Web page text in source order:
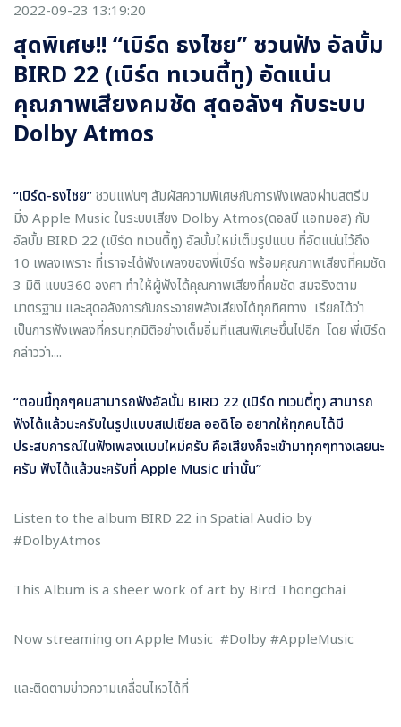
2022-09-23 13:19:20
สุดพิเศษ!! “เบิร์ด ธงไชย” ชวนฟัง อัลบั้ม
BIRD 22 (เบิร์ด ทเวนตี้ทู) อัดแน่น
คุณภาพเสียงคมชัด สุดอลังฯ กับระบบ
Dolby Atmos
“เบิร์ด-ธงไชย”ชวนแฟนๆ สัมผัสความพิเศษกับการฟังเพลงผ่านสตรีม
มิ่ง Apple Music ในระบบเสียง Dolby Atmos(ดอลบี แอทมอส) กับ
อัลบั้ม BIRD 22 (เบิร์ด ทเวนตี้ทู) อัลบั้มใหม่เต็มรูปแบบ ที่อัดแน่นไว้ถึง
10 เพลงเพราะ ที่เราจะได้ฟังเพลงของพี่เบิร์ด พร้อมคุณภาพเสียงที่คมชัด
3 มิติ แบบ360 องศา ทำให้ผู้ฟังได้คุณภาพเสียงที่คมชัด สมจริงตาม
มาตรฐาน และสุดอลังการกับกระจายพลังเสียงได้ทุกทิศทาง เรียกได้ว่า
เป็นการฟังเพลงที่ครบทุกมิติอย่างเต็มอิ่มที่แสนพิเศษขึ้นไปอีก โดย พี่เบิร์ด
กล่าวว่า....
“ตอนนี้ทุกๆคนสามารถฟังอัลบั้ม BIRD 22 (เบิร์ด ทเวนตี้ทู) สามารถ
ฟังได้แล้วนะครับในรูปแบบสเปเชียล ออดิโอ อยากให้ทุกคนได้มี
ประสบการณ์ในฟังเพลงแบบใหม่ครับ คือเสียงก็จะเข้ามาทุกๆทางเลยนะ
ครับ ฟังได้แล้วนะครับที่ Apple Music เท่านั้น”
Listen to the album BIRD 22 in Spatial Audio by
#DolbyAtmos
This Album is a sheer work of art by Bird Thongchai
Now streaming on Apple Music #Dolby #AppleMusic
และติดตามข่าวความเคลื่อนไหวได้ที่